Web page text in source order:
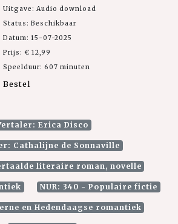
Uitgave: Audio download
Status: Beschikbaar
Datum: 15-07-2025
Prijs: € 12,99
Speelduur: 607 minuten
Bestel
Erica Disco
Cathalijne de Sonnaville
literaire roman, novelle
NUR: 340 - Populaire fictie
en Hedendaagse romantiek